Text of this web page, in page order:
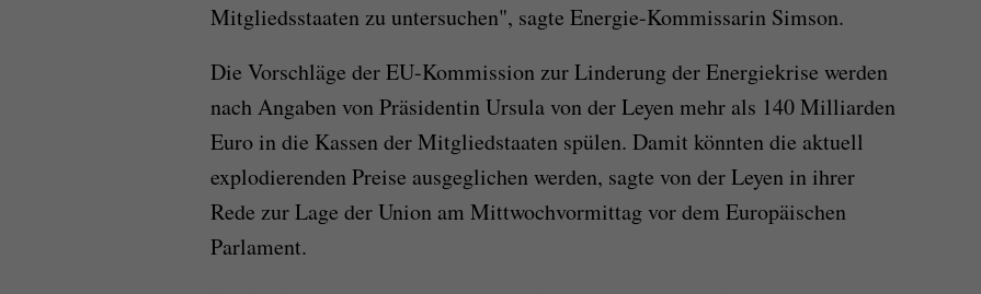
Mitgliedsstaaten zu untersuchen", sagte Energie-Kommissarin Simson.
Die Vorschläge der EU-Kommission zur Linderung der Energiekrise werden
nach Angaben von Präsidentin Ursula von der Leyen mehr als 140 Milliarden
Euro in die Kassen der Mitgliedstaaten spülen. Damit könnten die aktuell
explodierenden Preise ausgeglichen werden, sagte von der Leyen in ihrer
Rede zur Lage der Union am Mittwochvormittag vor dem Europäischen
Parlament.